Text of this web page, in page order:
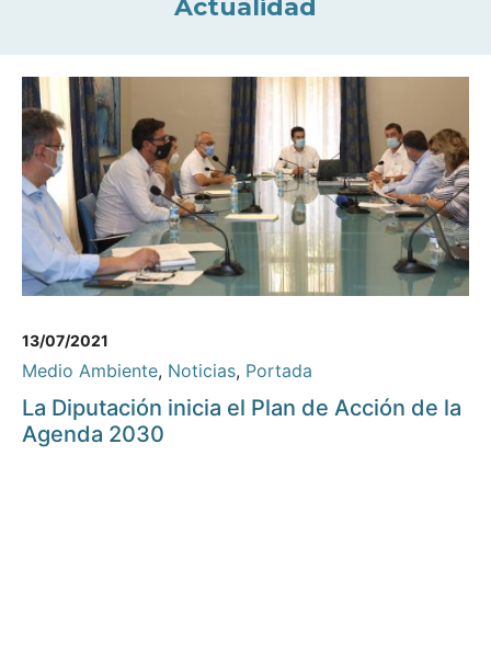
Actualidad
13/07/2021
Medio Ambiente, Noticias, Portada
La Diputación inicia el Plan de Acción de la
Agenda 2030